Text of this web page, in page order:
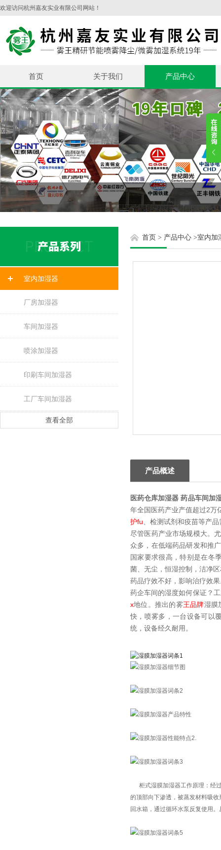
欢迎访问杭州嘉友实业有限公司网站！
首页 关于我们 产品中心
室内加湿器
厂房加湿器
车间加湿器
喷涂加湿器
印刷车间加湿器
工厂车间加湿器
查看全部
首页 > 产品中心 >室内加
产品概述
医药仓库加湿器 药品车间加
年全国医药产业产值超过2万
护fu 、检测试剂和疫苗等产
尽管医药产业市场规模大。
众多，在低端药品研发和推
国家要求很高，特别是在冬
菌、无尘，恒湿控制，洁净
药品疗效不好，影响治疗效
药企车间的湿度如何保证？
x地位。推出的雾王品牌湿膜
快，喷雾多，一台设备可以
统，设备经久耐用。
柜式湿膜加湿器工作原理：经过
的顶部向下渗透，被蒸发材料吸
回水箱，通过循环水泵反复使用